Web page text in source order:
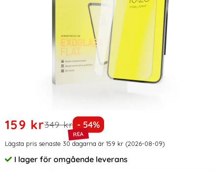
Handla denna produkt Copter EXOGLASS Skärmskydd För
rea pris
159 krtidigare pris
349 kr Priset är nedsatt med
- 54%
Prishistorik
Lägsta pris senaste 30 dagarna är 159 kr (2026-08-09)
Tillgänglighet:
I lager för omgående leverans